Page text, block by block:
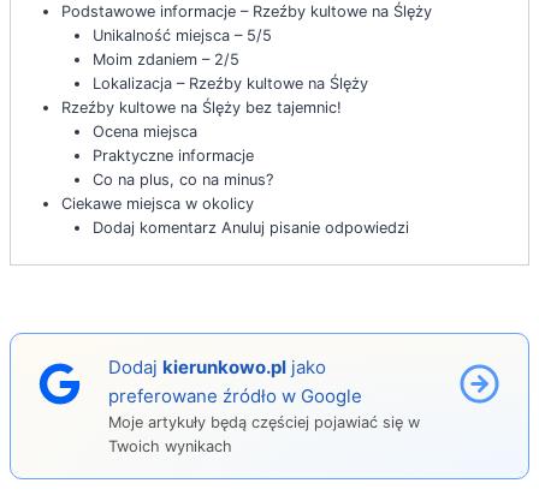
Podstawowe informacje – Rzeźby kultowe na Ślęży
Unikalność miejsca – 5/5
Moim zdaniem – 2/5
Lokalizacja – Rzeźby kultowe na Ślęży
Rzeźby kultowe na Ślęży bez tajemnic!
Ocena miejsca
Praktyczne informacje
Co na plus, co na minus?
Ciekawe miejsca w okolicy
Dodaj komentarz Anuluj pisanie odpowiedzi
Dodajkierunkowo.pl jako
preferowane źródło w Google
Moje artykuły będą częściej pojawiać się w
Twoich wynikach